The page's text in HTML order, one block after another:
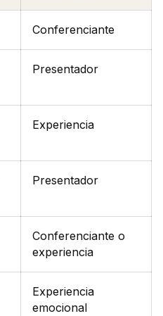
Conferenciante
Presentador
Experiencia
Presentador
Conferenciante o
experiencia
Experiencia
emocional